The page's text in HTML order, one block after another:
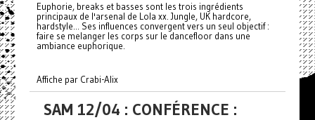
Euphorie, breaks et basses sont les trois ingrédients
principaux de l'arsenal de Lola xx. Jungle, UK hardcore,
hardstyle... Ses influences convergent vers un seul objectif :
faire se melanger les corps sur le dancefloor dans une
ambiance euphorique.
Affiche par Crabi-Alix
SAM 12/04 : CONFÉRENCE :